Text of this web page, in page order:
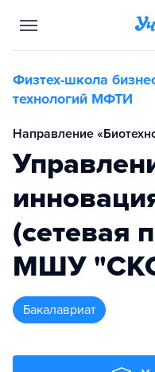
Физтех-школа
технологий МФТИ
Направление
(сетевая
МШУ
бакалавриат